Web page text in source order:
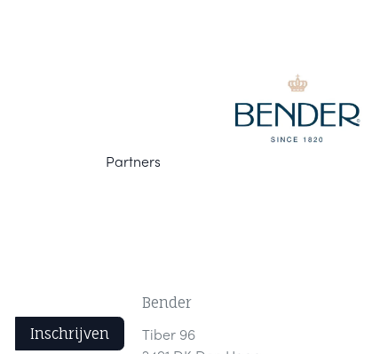
Inschrijven
Bender
Tiber 96
Partners